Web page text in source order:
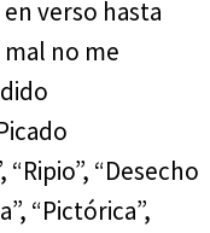
verso hasta
mal no me
“Desecho
“Pictórica”,